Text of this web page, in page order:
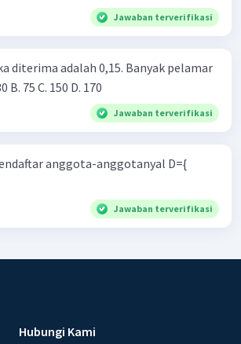
Jawaban terverifikasi
diterima adalah 0,15. Banyak pelamar
75 C. 150 D. 170
Jawaban terverifikasi
anggota-anggotanyal D={
Jawaban terverifikasi
Hubungi Kami